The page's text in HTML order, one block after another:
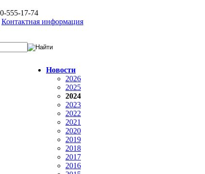
555-17-74
Контактная информация
Новости
2026
2025
2024
2023
2022
2021
2020
2019
2018
2017
2016